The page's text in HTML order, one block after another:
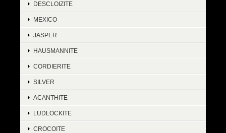
DESCLOIZITE
MEXICO
JASPER
HAUSMANNITE
CORDIERITE
SILVER
ACANTHITE
LUDLOCKITE
CROCOITE